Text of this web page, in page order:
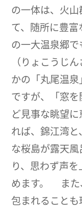
の一体は、火
て、随所に豊
の一大温泉郷
（りょこうじ
かの「丸尾温
ですが、「窓
ど見事な眺望
れば、錦江湾
な桜島が露天
り、思わず声
めます。 また
包まれること